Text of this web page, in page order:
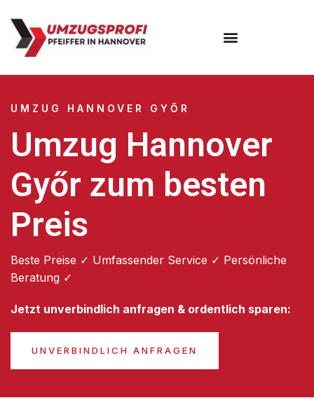
UMZUG HANNOVER GYŐR
Umzug Hannover
Győr zum besten
Preis
Beste Preise ✓ Umfassender Service ✓ Persönliche
Beratung ✓
Jetzt unverbindlich anfragen & ordentlich sparen:
UNVERBINDLICH ANFRAGEN